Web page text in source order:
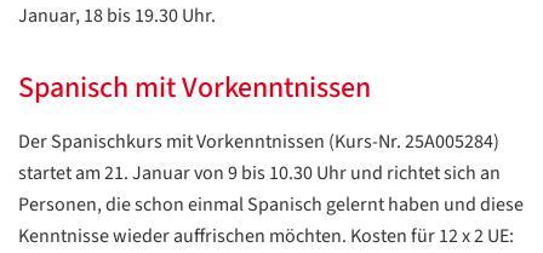
Januar, 18 bis 19.30 Uhr.
Spanisch mit Vorkenntnissen
Der Spanischkurs mit Vorkenntnissen (Kurs-Nr. 25A005284)
startet am 21. Januar von 9 bis 10.30 Uhr und richtet sich an
Personen, die schon einmal Spanisch gelernt haben und diese
Kenntnisse wieder auffrischen möchten. Kosten für 12 x 2 UE: